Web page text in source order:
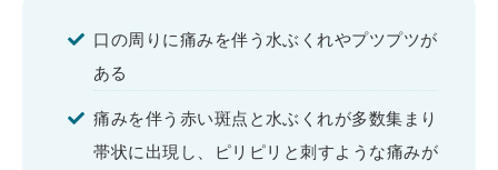
口の周りに痛みを伴う水ぶくれやプツプツが
ある
痛みを伴う赤い斑点と水ぶくれが多数集まり
帯状に出現し、ピリピリと刺すような痛みが